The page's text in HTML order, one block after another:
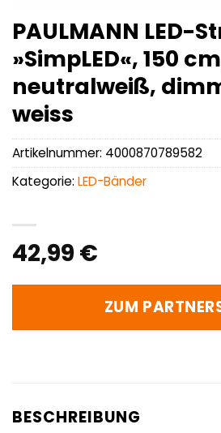
PAULMANN LED-
»SimpLED«, 150
neutralweiß,
weiss
42,99 €
ZUM
Artikelnummer: 4000870789582
Kategorie: LED-Bänder
BESCHREIBUNG